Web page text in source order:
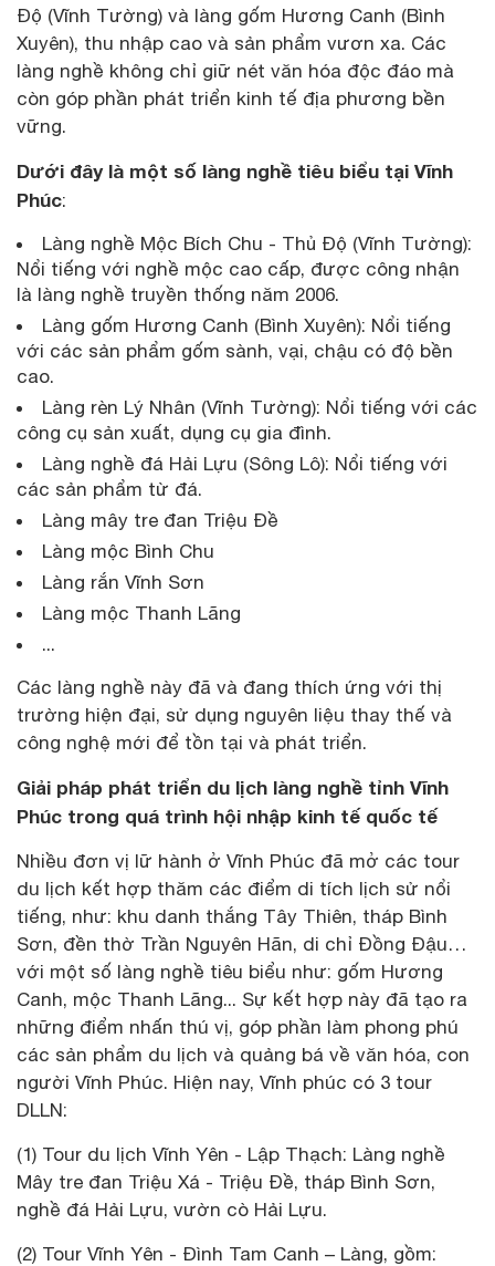
Độ (Vĩnh Tường) và làng gốm Hương Canh (Bình
Xuyên), thu nhập cao và sản phẩm vươn xa. Các
làng nghề không chỉ giữ nét văn hóa độc đáo mà
còn góp phần phát triển kinh tế địa phương bền
vững.
Dưới đây là một số làng nghề tiêu biểu tại Vĩnh
Phúc:
Làng nghề Mộc Bích Chu - Thủ Độ (Vĩnh Tường):
Nổi tiếng với nghề mộc cao cấp, được công nhận
là làng nghề truyền thống năm 2006.
Làng gốm Hương Canh (Bình Xuyên): Nổi tiếng
với các sản phẩm gốm sành, vại, chậu có độ bền
cao.
Làng rèn Lý Nhân (Vĩnh Tường): Nổi tiếng với các
công cụ sản xuất, dụng cụ gia đình.
Làng nghề đá Hải Lựu (Sông Lô): Nổi tiếng với
các sản phẩm từ đá.
Làng mây tre đan Triệu Đề
Làng mộc Bình Chu
Làng rắn Vĩnh Sơn
Làng mộc Thanh Lãng
...
Các làng nghề này đã và đang thích ứng với thị
trường hiện đại, sử dụng nguyên liệu thay thế và
công nghệ mới để tồn tại và phát triển.
Giải pháp phát triển du lịch làng nghề tỉnh Vĩnh
Phúc trong quá trình hội nhập kinh tế quốc tế
Nhiều đơn vị lữ hành ở Vĩnh Phúc đã mở các tour
du lịch kết hợp thăm các điểm di tích lịch sử nổi
tiếng, như: khu danh thắng Tây Thiên, tháp Bình
Sơn, đền thờ Trần Nguyên Hãn, di chỉ Đồng Đậu…
với một số làng nghề tiêu biểu như: gốm Hương
Canh, mộc Thanh Lãng... Sự kết hợp này đã tạo ra
những điểm nhấn thú vị, góp phần làm phong phú
các sản phẩm du lịch và quảng bá về văn hóa, con
người Vĩnh Phúc. Hiện nay, Vĩnh phúc có 3 tour
DLLN:
(1) Tour du lịch Vĩnh Yên - Lập Thạch: Làng nghề
Mây tre đan Triệu Xá - Triệu Đề, tháp Bình Sơn,
nghề đá Hải Lựu, vườn cò Hải Lựu.
(2) Tour Vĩnh Yên - Đình Tam Canh – Làng, gồm: